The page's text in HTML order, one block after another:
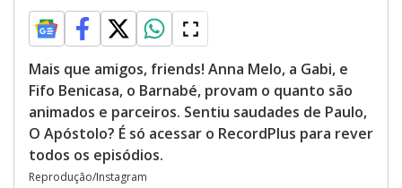
Mais que amigos, friends! Anna Melo, a Gabi, e
Fifo Benicasa, o Barnabé, provam o quanto são
animados e parceiros. Sentiu saudades de Paulo,
O Apóstolo? É só acessar o RecordPlus para rever
todos os episódios.
Reprodução/Instagram